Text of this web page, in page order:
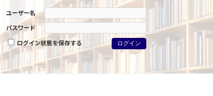
ユーザー名
パスワード
ログイン状態を保存する